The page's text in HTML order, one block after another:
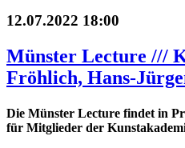
12.07.2022 18:00
Münster Lecture ///
Fröhlich, Hans-
Die Münster Lecture findet in
für Mitglieder der